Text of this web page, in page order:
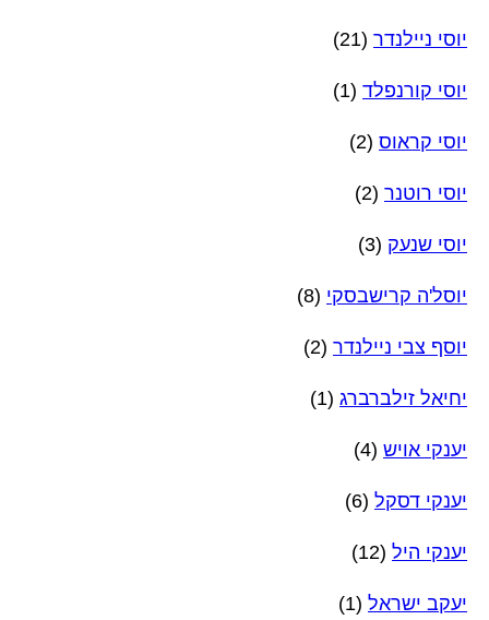
יוסי ניילנדר (21)
יוסי קורנפלד (1)
יוסי קראוס (2)
יוסי רוטנר (2)
יוסי שנעק (3)
יוסל'ה קרישבסקי (8)
יוסף צבי ניילנדר (2)
יחיאל זילברברג (1)
יענקי אויש (4)
יענקי דסקל (6)
יענקי היל (12)
יעקב ישראל (1)